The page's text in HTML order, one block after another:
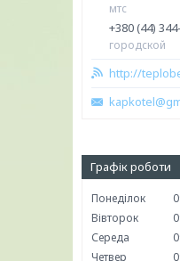
мтс
+380 (44)
городской
http://
Графік роботи
Понеділок
Вівторок
Середа
Четвер